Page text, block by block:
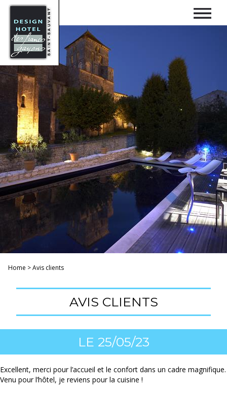
Home >Avis clients
AVIS CLIENTS
LE 25/05/23
Excellent, merci pour l’accueil et le confort dans un cadre magnifique.
Venu pour l’hôtel, je reviens pour la cuisine !